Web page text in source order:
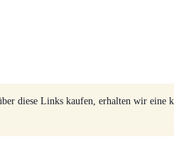
diese Links kaufen, erhalten wir eine